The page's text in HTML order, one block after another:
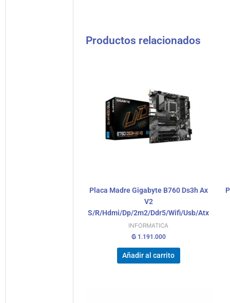
Productos relacionados
Placa Madre Gigabyte B760 Ds3h Ax
V2
S/R/Hdmi/Dp/2m2/Ddr5/Wifi/Usb/Atx
INFORMATICA
₲1.191.000
Añadir al carrito